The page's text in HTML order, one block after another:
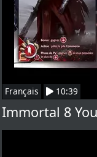
Français 10:39
Immortal 8